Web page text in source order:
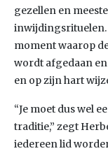
gezellen en
inwijdingsrituelen.
moment waarop
wordt afgedaan
en op zijn hart
“Je moet dus wel
traditie,” zegt
iedereen lid